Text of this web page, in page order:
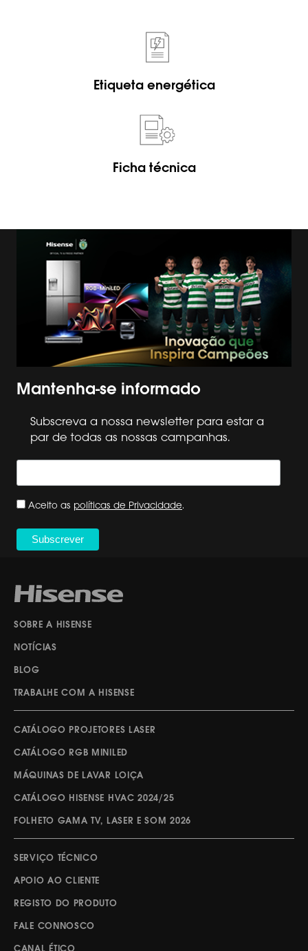
Etiqueta energética
Ficha técnica
Mantenha-se informado
Subscreva a nossa newsletter para estar a
par de todas as nossas campanhas.
Aceito as políticas de Privacidade.
SOBRE A HISENSE
NOTÍCIAS
BLOG
TRABALHE COM A HISENSE
CATÁLOGO PROJETORES LASER
CATÁLOGO RGB MINILED
MÁQUINAS DE LAVAR LOIÇA
CATÁLOGO HISENSE HVAC 2024/25
FOLHETO GAMA TV, LASER E SOM 2026
SERVIÇO TÉCNICO
APOIO AO CLIENTE
REGISTO DO PRODUTO
FALE CONNOSCO